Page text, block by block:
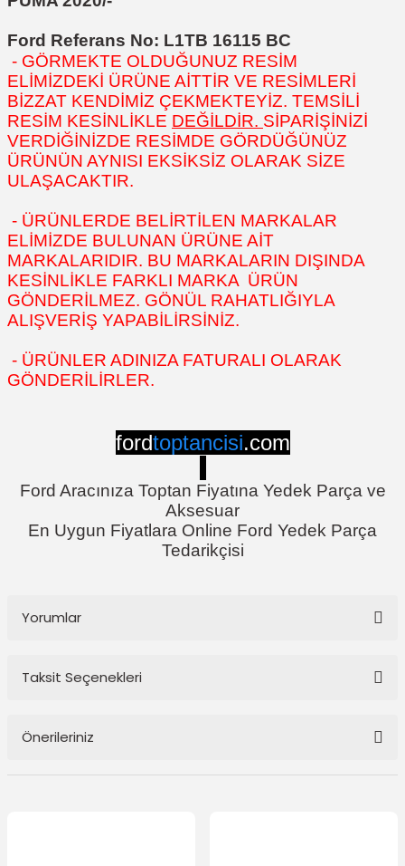
Ford Referans No: L1TB 16115 BC
- GÖRMEKTE OLDUĞUNUZ RESİM
ELİMİZDEKİ ÜRÜNE AİTTİR VE RESİMLERİ
BİZZAT KENDİMİZ ÇEKMEKTEYİZ. TEMSİLİ
RESİM KESİNLİKLE DEĞİLDİR. SİPARİŞİNİZİ
VERDİĞİNİZDE RESİMDE GÖRDÜĞÜNÜZ
ÜRÜNÜN AYNISI EKSİKSİZ OLARAK SİZE
ULAŞACAKTIR.
- ÜRÜNLERDE BELİRTİLEN MARKALAR
ELİMİZDE BULUNAN ÜRÜNE AİT
MARKALARIDIR. BU MARKALARIN DIŞINDA
KESİNLİKLE FARKLI MARKA ÜRÜN
GÖNDERİLMEZ. GÖNÜL RAHATLIĞIYLA
ALIŞVERİŞ YAPABİLİRSİNİZ.
- ÜRÜNLER ADINIZA FATURALI OLARAK
GÖNDERİLİRLER.
fordtoptancisi.com
Ford Aracınıza Toptan Fiyatına Yedek Parça ve
Aksesuar
En Uygun Fiyatlara Online Ford Yedek Parça
Tedarikçisi
Yorumlar
Taksit Seçenekleri
Önerileriniz